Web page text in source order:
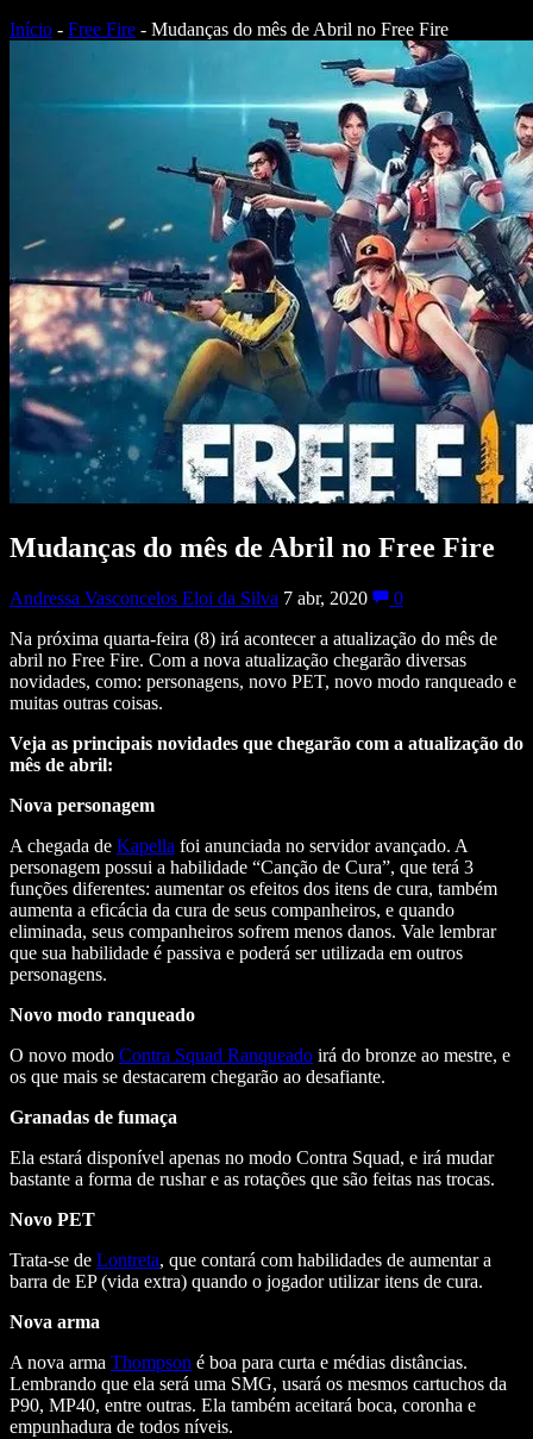
Início - Free Fire - Mudanças do mês de Abril no Free Fire
Mudanças do mês de Abril no Free Fire
Andressa Vasconcelos Eloi da Silva 7 abr, 2020
0
Na próxima quarta-feira (8) irá acontecer a atualização do mês de
abril no Free Fire. Com a nova atualização chegarão diversas
novidades, como: personagens, novo PET, novo modo ranqueado e
muitas outras coisas.
Veja as principais novidades que chegarão com a atualização do
mês de abril:
Nova personagem
A chegada de Kapella foi anunciada no servidor avançado. A
personagem possui a habilidade “Canção de Cura”, que terá 3
funções diferentes: aumentar os efeitos dos itens de cura, também
aumenta a eficácia da cura de seus companheiros, e quando
eliminada, seus companheiros sofrem menos danos. Vale lembrar
que sua habilidade é passiva e poderá ser utilizada em outros
personagens.
Novo modo ranqueado
O novo modo Contra Squad Ranqueado irá do bronze ao mestre, e
os que mais se destacarem chegarão ao desafiante.
Granadas de fumaça
Ela estará disponível apenas no modo Contra Squad, e irá mudar
bastante a forma de rushar e as rotações que são feitas nas trocas.
Novo PET
Trata-se de Lontreta, que contará com habilidades de aumentar a
barra de EP (vida extra) quando o jogador utilizar itens de cura.
Nova arma
A nova arma Thompson é boa para curta e médias distâncias.
Lembrando que ela será uma SMG, usará os mesmos cartuchos da
P90, MP40, entre outras. Ela também aceitará boca, coronha e
empunhadura de todos níveis.